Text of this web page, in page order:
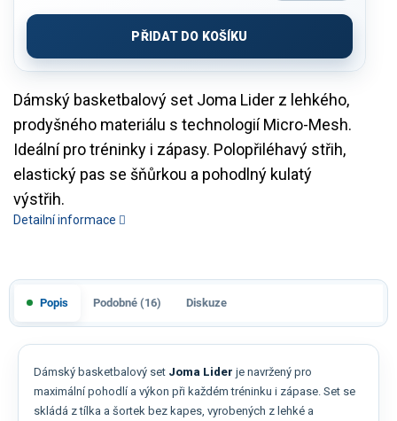
Dámský basketbalový set Joma Lider z lehkého,
prodyšného materiálu s technologií Micro-Mesh.
Ideální pro tréninky i zápasy. Polopřiléhavý střih,
elastický pas se šňůrkou a pohodlný kulatý
výstřih.
Detailní informace
cena:
PŘIDAT DO KOŠÍKU
Popis Podobné (16) Diskuze
Dámský basketbalový set Joma Lider je navržený pro
maximální pohodlí a výkon při každém tréninku i zápase. Set se
skládá z tílka a šortek bez kapes, vyrobených z lehké a